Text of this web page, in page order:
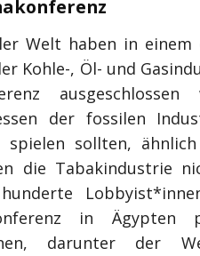
Welt haben in einem
Kohle-, Öl- und
der fossilen
spielen sollten,
die Tabakindustrie
in Ägypten
darunter der